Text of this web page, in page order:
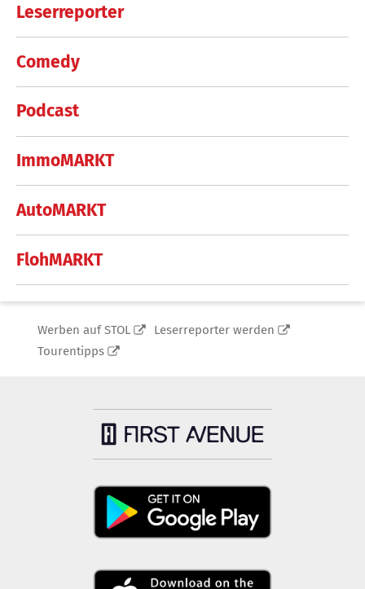
Leserreporter
Comedy
Podcast
ImmoMARKT
AutoMARKT
FlohMARKT
Werben auf STOL
Leserreporter werden
Tourentipps